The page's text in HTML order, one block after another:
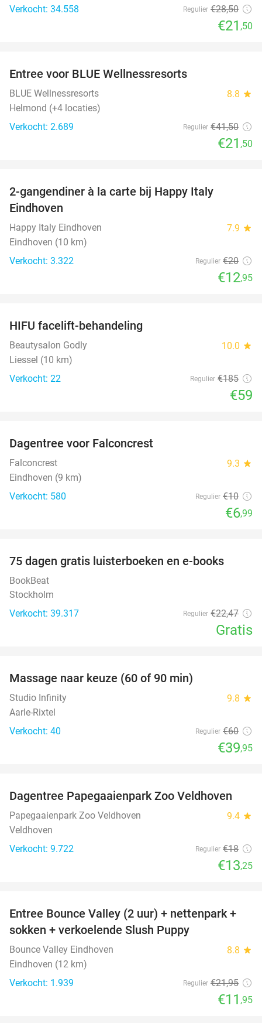
Verkocht: 34.558
Regulier €28,50
€21 ,50
Entree voor BLUE Wellnessresorts
BLUE Wellnessresorts 8.8 star
Helmond (+4 locaties)
Verkocht: 2.689
Regulier €41,50
€21 ,50
2-gangendiner à la carte bij Happy Italy
Eindhoven
Happy Italy Eindhoven 7.9 star
Eindhoven (10 km)
Verkocht: 3.322
Regulier €20
€12,95
HIFU facelift-behandeling
Beautysalon Godly 10.0 star
Liessel (10 km)
Verkocht: 22
Regulier €185
€59
Dagentree voor Falconcrest
Falconcrest 9.3 star
Eindhoven (9 km)
Verkocht: 580
Regulier €10
€6,99
75 dagen gratis luisterboeken en e-books
BookBeat
Stockholm
Verkocht: 39.317
Regulier €22,47
Gratis
Massage naar keuze (60 of 90 min)
Studio Infinity 9.8 star
Aarle-Rixtel
Verkocht: 40
Regulier €60
€39,95
26%
Dagentree Papegaaienpark Zoo Veldhoven
Papegaaienpark Zoo Veldhoven 9.4 star
Veldhoven
Verkocht: 9.722
Regulier €18
€13,25
46%
Entree Bounce Valley (2 uur) + nettenpark +
sokken + verkoelende Slush Puppy
Bounce Valley Eindhoven 8.8 star
Eindhoven (12 km)
Verkocht: 1.939
Regulier €21,95
€11 ,95